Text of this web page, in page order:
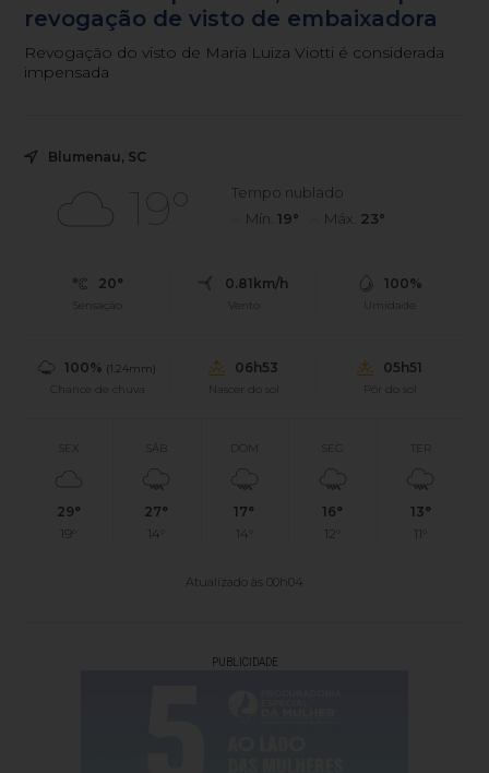
revogação de visto de embaixadora
Revogação do visto de Maria Luiza Viotti é considerada
impensada
Blumenau, SC
19°
Tempo nublado
Mín. 19° Máx. 23°
20°
Sensação
0.81km/h
Vento
100%
Umidade
100% (1.24mm)
Chance de chuva
06h53
Nascer do sol
05h51
Pôr do sol
SEX
29°
19°
SÁB
27°
14°
DOM
17°
14°
SEG
16°
12°
TER
13°
11°
Atualizado às 00h04
PUBLICIDADE